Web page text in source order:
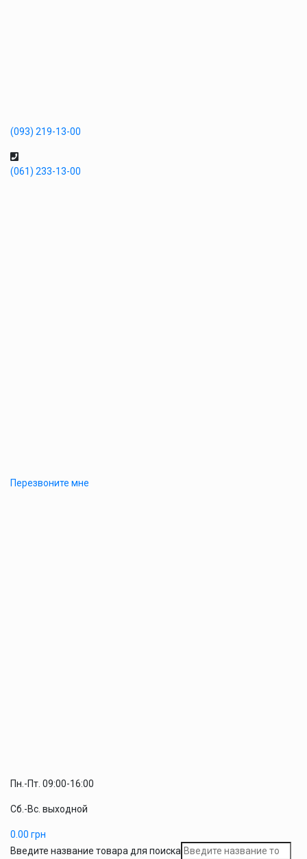
(093) 219-13-00
(061) 233-13-00
Перезвоните мне
Пн.-Пт. 09:00-16:00
Сб.-Вс. выходной
0.00 грн
Введите название товара для поиска